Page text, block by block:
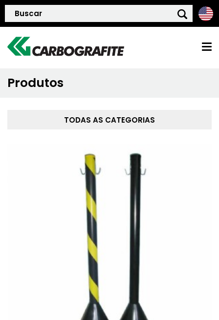
QUEM SOMOS
PRODUTOS
SUSTENTABILIDADE
ATENDIMENTO
Produtos
TODAS AS CATEGORIAS